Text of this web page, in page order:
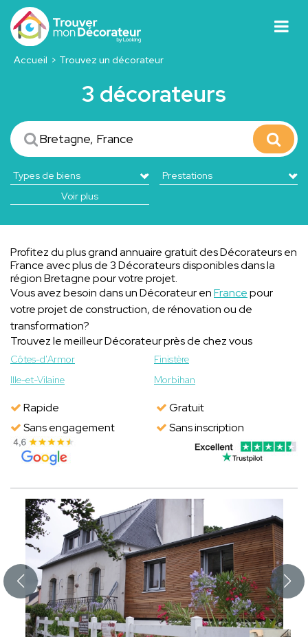
Accueil Trouvez un décorateur
3 décorateurs
Voir plus
Profitez du plus grand annuaire gratuit des Décorateurs en
France avec plus de 3 Décorateurs disponibles dans la
région Bretagne pour votre projet.
Vous avez besoin dans un Décorateur enFrancepour
votre projet de construction, de rénovation ou de
transformation?
Trouvez le meilleur Décorateur près de chez vous
Côtes-d'Armor
Finistère
Ille-et-Vilaine
Morbihan
Rapide
Gratuit
Sans engagement
Sans inscription